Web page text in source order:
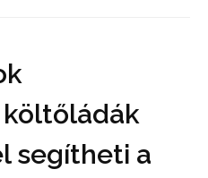
segítheti a